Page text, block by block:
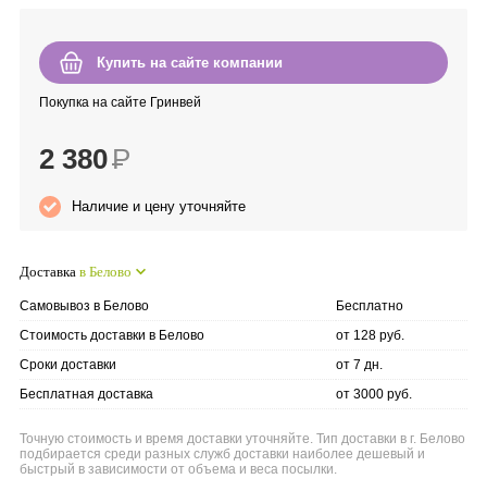
Intilia
Enjoy Care
Купить на сайте компании
Покупка на сайте Гринвей
2 380Р
Наличие и цену уточняйте
Доставка в Белово
Самовывоз в Белово
Бесплатно
Стоимость доставки в Белово
от 128 руб.
Сроки доставки
от 7 дн.
Бесплатная доставка
от 3000 руб.
Точную стоимость и время доставки уточняйте. Тип доставки в г. Белово
подбирается среди разных служб доставки наиболее дешевый и
быстрый в зависимости от объема и веса посылки.